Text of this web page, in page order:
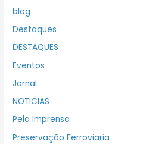
blog
Destaques
DESTAQUES
Eventos
Jornal
NOTICIAS
Pela Imprensa
Preservação Ferroviaria